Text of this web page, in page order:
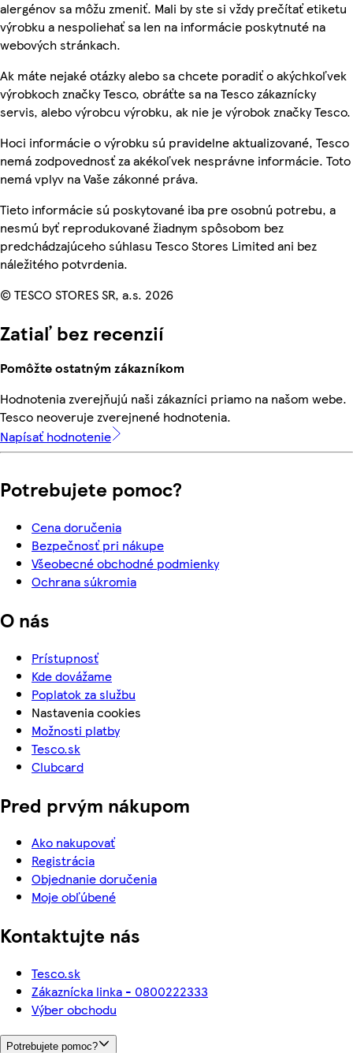
alergénov sa môžu zmeniť. Mali by ste si vždy prečítať etiketu
výrobku a nespoliehať sa len na informácie poskytnuté na
webových stránkach.
Ak máte nejaké otázky alebo sa chcete poradiť o akýchkoľvek
výrobkoch značky Tesco, obráťte sa na Tesco zákaznícky
servis, alebo výrobcu výrobku, ak nie je výrobok značky Tesco.
Hoci informácie o výrobku sú pravidelne aktualizované, Tesco
nemá zodpovednosť za akékoľvek nesprávne informácie. Toto
nemá vplyv na Vaše zákonné práva.
Tieto informácie sú poskytované iba pre osobnú potrebu, a
nesmú byť reprodukované žiadnym spôsobom bez
predchádzajúceho súhlasu Tesco Stores Limited ani bez
náležitého potvrdenia.
© TESCO STORES SR, a.s. 2026
Zatiaľ bez recenzií
Pomôžte ostatným zákazníkom
Hodnotenia zverejňujú naši zákazníci priamo na našom webe.
Tesco neoveruje zverejnené hodnotenia.
Napísať hodnotenie
Potrebujete pomoc?
Cena doručenia
Bezpečnosť pri nákupe
Všeobecné obchodné podmienky
Ochrana súkromia
O nás
Prístupnosť
Kde dovážame
Poplatok za službu
Nastavenia cookies
Možnosti platby
Tesco.sk
Clubcard
Pred prvým nákupom
Ako nakupovať
Registrácia
Objednanie doručenia
Moje obľúbené
Kontaktujte nás
Tesco.sk
Zákaznícka linka - 0800222333
Výber obchodu
Potrebujete pomoc?